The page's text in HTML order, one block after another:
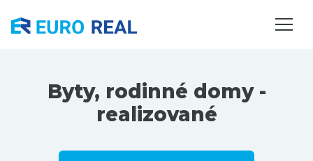
SLUŽBY
KONTAKTYByty, rodinné domy -
realizované